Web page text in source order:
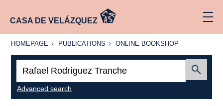
CASA DE VELÁZQUEZ
HOMEPAGE
HOMEPAGE PUBLICATIONS
PUBLICATIONS
ONLINE
ONLINE BOOKSHOP
Advanced search